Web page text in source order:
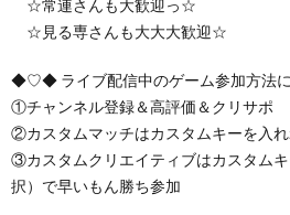
☆常連さんも大歓迎っ☆
☆見る専さんも大大大歓迎☆
◆♡◆ ライブ配信中のゲーム参加方
①チャンネル登録＆高評価＆クリサポ
②カスタムマッチはカスタムキーを入
③カスタムクリエイティブはカスタム
択）で早いもん勝ち参加